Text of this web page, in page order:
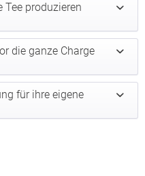
Tee produzieren
die ganze Charge
für ihre eigene